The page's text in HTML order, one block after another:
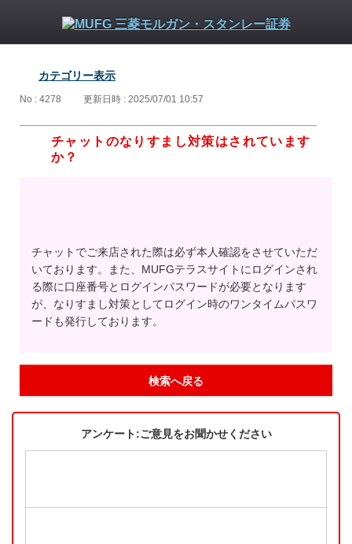
カテゴリー表示
No : 4278 更新日時 : 2025/07/01 10:57
チャットのなりすまし対策はされています
か？
チャットでご来店された際は必ず本人確認をさせていただ
いております。また、MUFGテラスサイトにログインされ
る際に口座番号とログインパスワードが必要となります
が、なりすまし対策としてログイン時のワンタイムパスワ
ードも発行しております。
検索へ戻る
アンケート:ご意見をお聞かせください